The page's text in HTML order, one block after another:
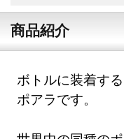
商品紹介
ボトルに装着す
ポアラです。